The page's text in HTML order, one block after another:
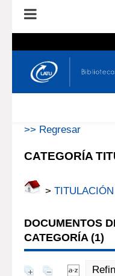
En el
>> Regresar
CATEGORÍA
> TITULACIÓN
DOCUMENTOS
CATEGORÍA (1)